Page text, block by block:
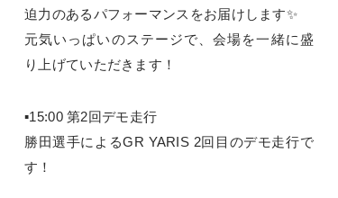
迫力のあるパフォーマンスをお届けします✨
元気いっぱいのステージで、会場を一緒に盛
り上げていただきます！
▪15:00 第2回デモ走行
勝田選手によるGR YARIS 2回目のデモ走行で
す！